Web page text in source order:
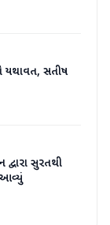
યથાવત, સતીષ
દ્વારા સુરતથી
આવ્યું